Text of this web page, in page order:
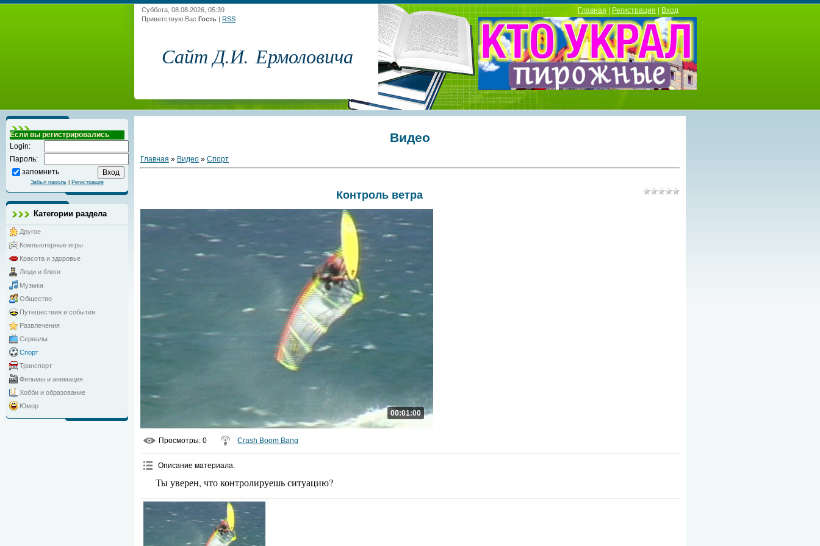
Суббота, 08.08.2026, 05:39
Приветствую Вас Гость | RSS
Сайт Д.И. Ермоловича
Главная Регистрация Вход
Если вы регистрировались
Login:
Пароль:
запомнить
Забыл пароль Регистрация
Категории раздела
Другое
Компьютерные игры
Красота и здоровье
Люди и блоги
Музыка
Общество
Путешествия и события
Развлечения
Сериалы
Спорт
Транспорт
Фильмы и анимация
Хобби и образование
Юмор
Видео
Главная » Видео » Спорт
Контроль ветра
00:01:00
Просмотры: 0 Crash Boom Bang
Описание материала:
Ты уверен, что контролируешь ситуацию?